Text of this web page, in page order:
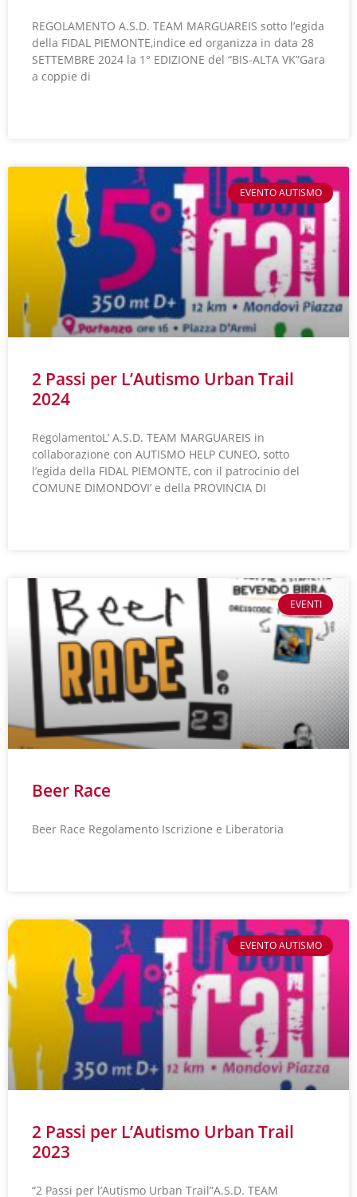
REGOLAMENTO A.S.D. TEAM MARGUAREIS sotto l’egida
della FIDAL PIEMONTE,indice ed organizza in data 28
SETTEMBRE 2024 la 1° EDIZIONE del “BIS-ALTA VK”Gara
a coppie di
EVENTO AUTISMO
2 Passi per L’Autismo Urban Trail
2024
RegolamentoL’ A.S.D. TEAM MARGUAREIS in
collaborazione con AUTISMO HELP CUNEO, sotto
l’egida della FIDAL PIEMONTE, con il patrocinio del
COMUNE DIMONDOVI’ e della PROVINCIA DI
EVENTI
Beer Race
Beer Race Regolamento Iscrizione e Liberatoria
EVENTO AUTISMO
2 Passi per L’Autismo Urban Trail
2023
“2 Passi per l’Autismo Urban Trail”A.S.D. TEAM